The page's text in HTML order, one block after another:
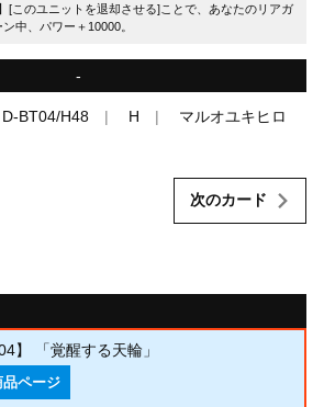
[このユニットを退却させる]ことで、あなたのリアガ
中、パワー＋10000。
-
D-BT04/H48 H マルオユキヒロ
次のカード
】 「覚醒する天輪」
品ページ